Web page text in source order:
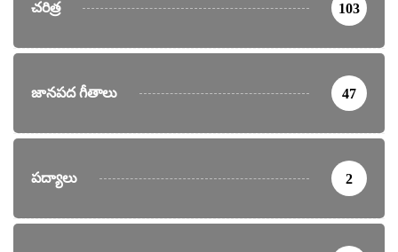
చరిత్ర 103
జానపద గీతాలు 47
పద్యాలు 2